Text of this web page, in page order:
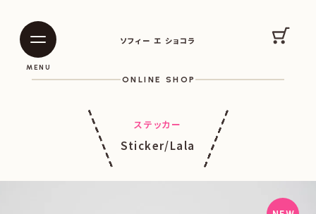
ソフィー エ ショコラ
MENU
カー
ONLINE SHOP
ステッカー
Sticker/Lala